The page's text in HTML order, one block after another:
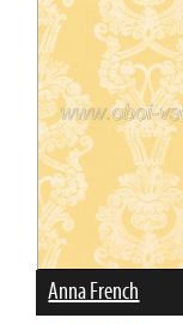
Anna French